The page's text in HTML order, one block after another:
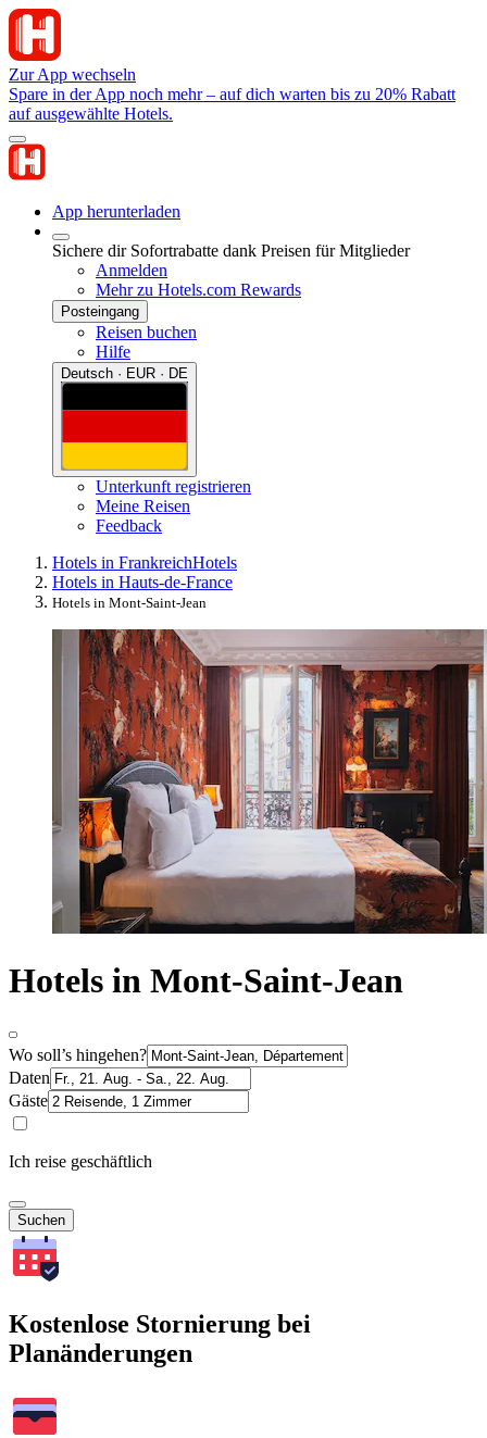
Zur App wechseln
Spare in der App noch mehr – auf dich warten bis zu 20% Rabatt
auf ausgewählte Hotels.
App herunterladen
Sichere dir Sofortrabatte dank Preisen für Mitglieder
Anmelden
Mehr zu Hotels.com Rewards
Posteingang
Reisen buchen
Hilfe
Deutsch · EUR · DE
Unterkunft registrieren
Meine Reisen
Feedback
Hotels in FrankreichHotels
Hotels in Hauts-de-France
Hotels in Mont-Saint-Jean
Hotels in Mont-Saint-Jean
Wo soll’s hingehen?
Daten
Gäste
Ich reise geschäftlich
Suchen
Kostenlose Stornierung bei
Planänderungen